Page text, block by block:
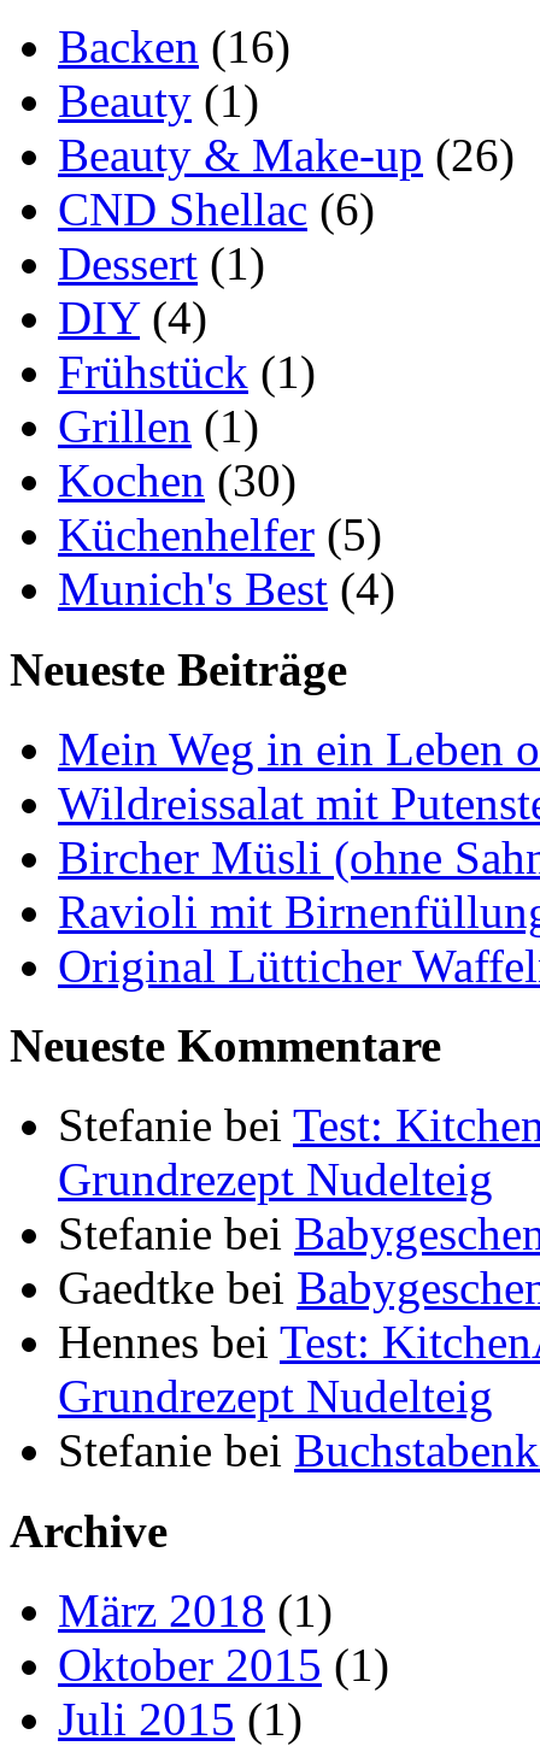
Backen (16)
Beauty (1)
Beauty & Make-up (26)
CND Shellac (6)
Dessert (1)
DIY(4)
Frühstück (1)
Grillen (1)
Kochen (30)
Küchenhelfer (5)
Munich's Best (4)
Neueste Beiträge
Mein Weg in ein Leben
Wildreissalat mit
Bircher Müsli (ohne
Ravioli mit
Original Lütticher
Neueste Kommentare
Stefanie bei Test:
Grundrezept Nudelteig
Stefanie bei
Gaedtke bei
Hennes bei Test:
Grundrezept Nudelteig
Stefanie bei
Archive
März 2018 (1)
Oktober 2015 (1)
Juli 2015 (1)